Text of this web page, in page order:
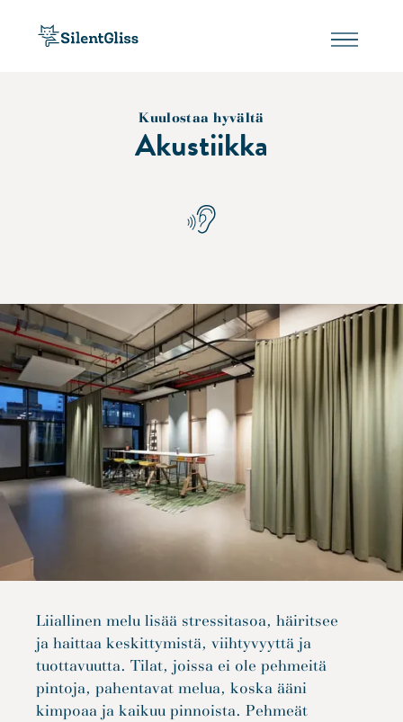
Kuulostaa hyvältä
Akustiikka
Liiallinen melu lisää stressitasoa, häiritsee
ja haittaa keskittymistä, viihtyvyyttä ja
tuottavuutta. Tilat, joissa ei ole pehmeitä
pintoja, pahentavat melua, koska ääni
kimpoaa ja kaikuu pinnoista. Pehmeät